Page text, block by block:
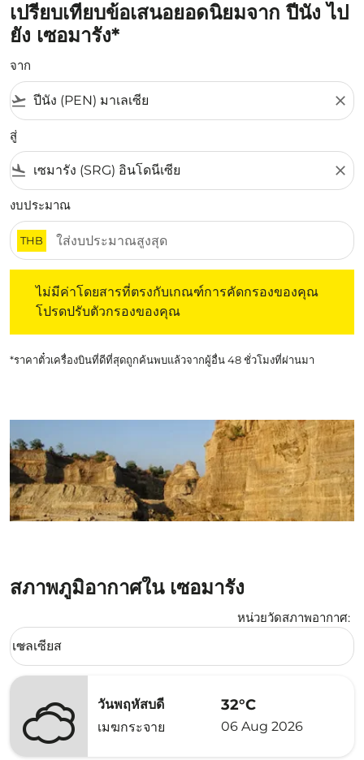
เปรียบเทียบข้อเสนอยอดนิยมจาก ปีนัง ไป
ยัง เซอมารัง*
จาก
flight_takeoff close
สู่
flight_land close
งบประมาณ
THB
ไม่มีค่าโดยสารที่ตรงกับเกณฑ์การคัดกรองของคุณ
โปรดปรับตัวกรองของคุณ
*ราคาตั๋วเครื่องบินที่ดีที่สุดถูกค้นพบแล้วจากผู้อื่น 48 ชั่วโมงที่ผ่านมา
สภาพภูมิอากาศใน เซอมารัง
หน่วยวัดสภาพอากาศ:
Weather unit option เซลเซียส Selected
เซลเซียส
keyboard_arrow_down
วันพฤหัสบดี
เมฆกระจาย
32°C
06 Aug 2026